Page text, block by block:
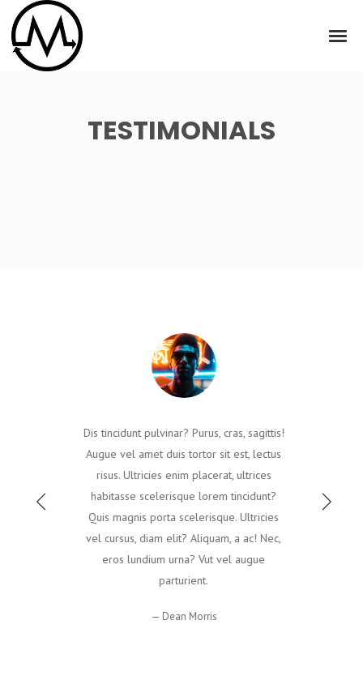
TESTIMONIALS
Dis tincidunt pulvinar? Purus, cras, sagittis!
Augue vel amet duis tortor sit est, lectus
risus. Ultricies enim placerat, ultrices
habitasse scelerisque lorem tincidunt?
Quis magnis porta scelerisque. Ultricies
vel cursus, diam elit? Aliquam, a ac! Nec,
eros lundium urna? Vut vel augue
parturient.
Dean Morris